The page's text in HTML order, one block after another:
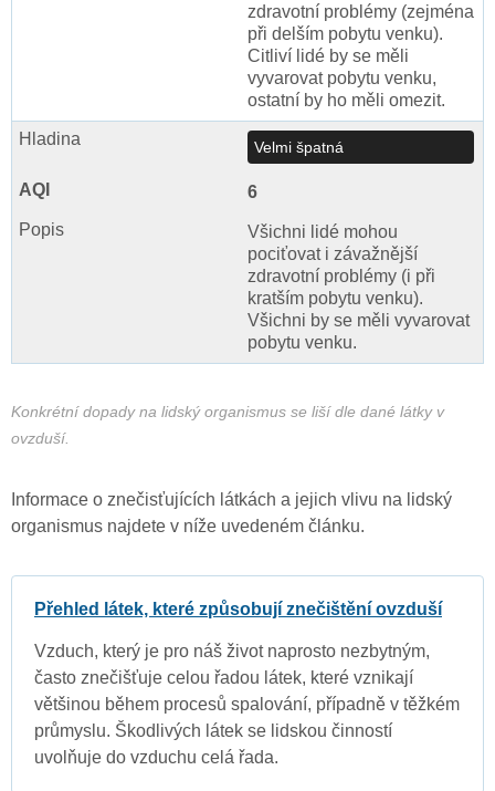
zdravotní problémy (zejména
při delším pobytu venku).
Citliví lidé by se měli
vyvarovat pobytu venku,
ostatní by ho měli omezit.
Velmi špatná
6
Všichni lidé mohou
pociťovat i závažnější
zdravotní problémy (i při
kratším pobytu venku).
Všichni by se měli vyvarovat
pobytu venku.
Konkrétní dopady na lidský organismus se liší dle dané látky v
ovzduší.
Informace o znečisťujících látkách a jejich vlivu na lidský
organismus najdete v níže uvedeném článku.
Přehled látek, které způsobují znečištění ovzduší
Vzduch, který je pro náš život naprosto nezbytným,
často znečišťuje celou řadou látek, které vznikají
většinou během procesů spalování, případně v těžkém
průmyslu. Škodlivých látek se lidskou činností
uvolňuje do vzduchu celá řada.